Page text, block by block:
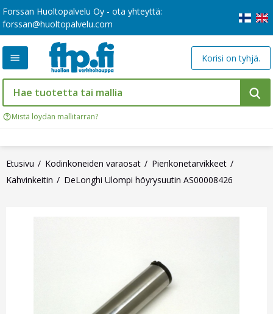
Forssan Huoltopalvelu Oy - ota yhteyttä:
forssan@huoltopalvelu.com
Mistä löydän mallitarran?
Korisi on tyhjä.
Etusivu Kodinkoneiden varaosat
Pienkonetarvikkeet
Kahvinkeitin
DeLonghi Ulompi höyrysuutin AS00008426